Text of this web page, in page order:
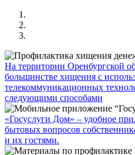
На территории Оренбургской
большинстве хищения с
телекоммуникационных
следующими способами
«Госуслуги Дом» – удобное
бытовых вопросов
и их гостями.